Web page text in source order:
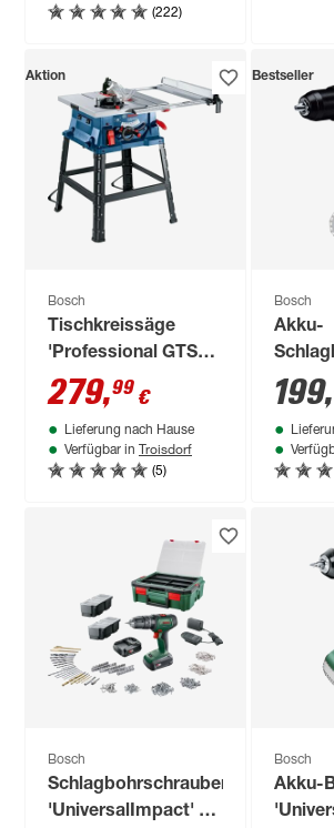
(222)
Aktion
Bosch
Tischkreissäge
'Professional GTS
254' 1800 W
279,99 €
Lieferung nach Hause
Verfügbar in Troisdorf
(5)
Bestseller
Bosch
Akku-
'GSB
mit 2 x
und
199,
Bosch
Schlagbohrschrauber
'UniversalImpact' 18
Bosch
Akku-